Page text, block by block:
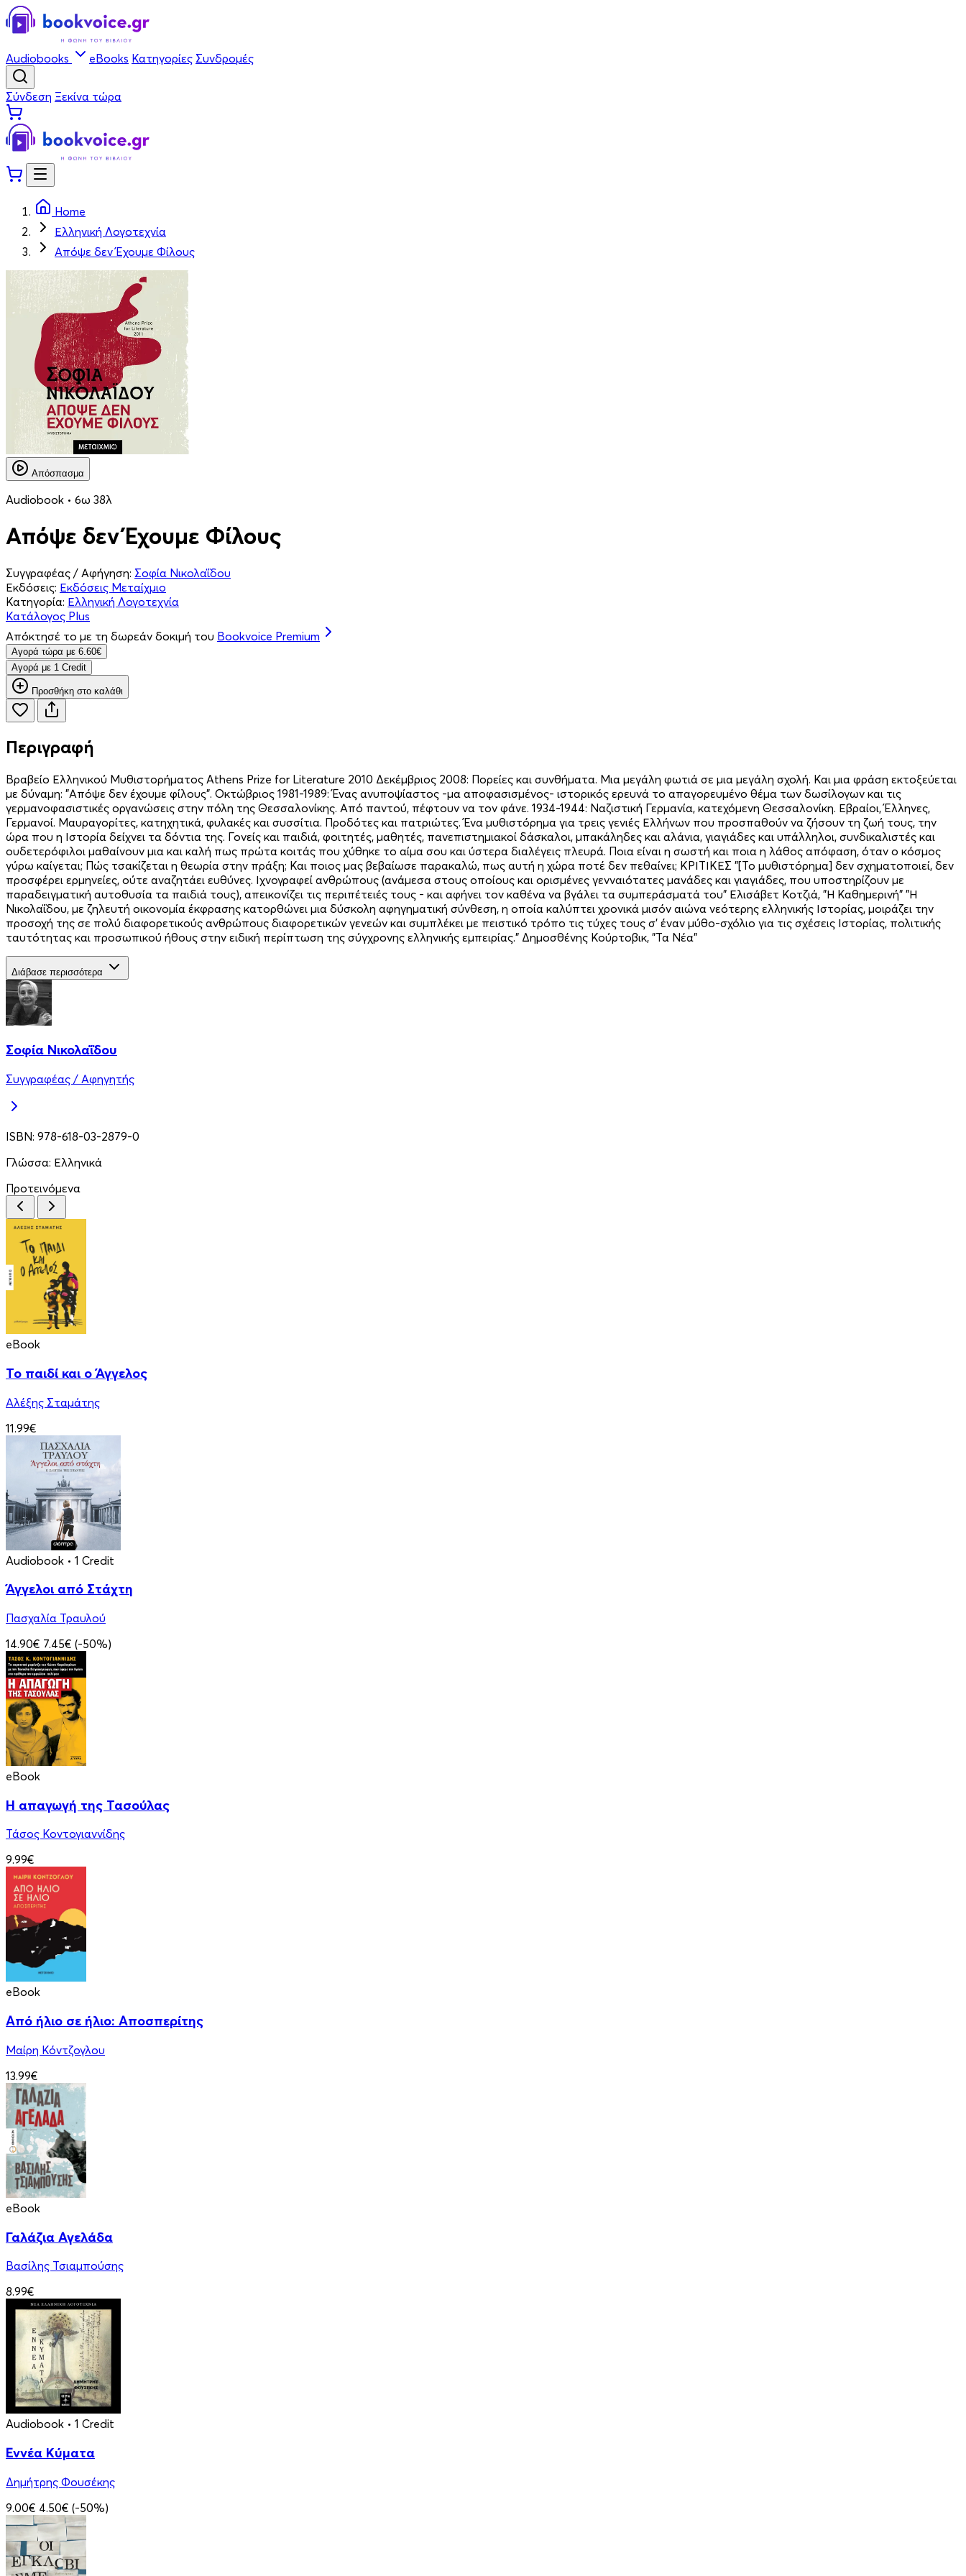
Audiobooks eBooks Κατηγορίες Συνδρομές
Σύνδεση Ξεκίνα τώρα
Home
Ελληνική Λογοτεχνία
Απόψε δεν Έχουμε Φίλους
Απόσπασμα
Audiobook • 6ω 38λ
Απόψε δεν Έχουμε Φίλους
Συγγραφέας / Αφήγηση: Σοφία Νικολαΐδου
Εκδόσεις: Εκδόσεις Μεταίχμιο
Κατηγορία: Ελληνική Λογοτεχνία
Κατάλογος Plus
Απόκτησέ το με τη δωρεάν δοκιμή του Bookvoice Premium
Aγορά τώρα με 6.60€
Aγορά με 1 Credit
Προσθήκη στο καλάθι
Περιγραφή
Βραβείο Ελληνικού Μυθιστορήματος Athens Prize for Literature 2010 Δεκέμβριος 2008: Πορείες και συνθήματα. Μια μεγάλη φωτιά σε μια μεγάλη σχολή. Και μια φράση εκτοξεύεται
με δύναμη: "Απόψε δεν έχουμε φίλους". Οκτώβριος 1981-1989: Ένας ανυποψίαστος -μα αποφασισμένος- ιστορικός ερευνά το απαγορευμένο θέμα των δωσίλογων και τις
γερμανοφασιστικές οργανώσεις στην πόλη της Θεσσαλονίκης. Από παντού, πέφτουν να τον φάνε. 1934-1944: Ναζιστική Γερμανία, κατεχόμενη Θεσσαλονίκη. Εβραίοι, Έλληνες,
Γερμανοί. Μαυραγορίτες, κατηχητικά, φυλακές και συσσίτια. Προδότες και πατριώτες. Ένα μυθιστόρημα για τρεις γενιές Ελλήνων που προσπαθούν να ζήσουν τη ζωή τους, την
ώρα που η Ιστορία δείχνει τα δόντια της. Γονείς και παιδιά, φοιτητές, μαθητές, πανεπιστημιακοί δάσκαλοι, μπακάληδες και αλάνια, γιαγιάδες και υπάλληλοι, συνδικαλιστές και
ουδετερόφιλοι μαθαίνουν μια και καλή πως πρώτα κοιτάς που χύθηκε το αίμα σου και ύστερα διαλέγεις πλευρά. Ποια είναι η σωστή και ποια η λάθος απόφαση, όταν ο κόσμος
γύρω καίγεται; Πώς τσακίζεται η θεωρία στην πράξη; Και ποιος μας βεβαίωσε παρακαλώ, πως αυτή η χώρα ποτέ δεν πεθαίνει; ΚΡΙΤΙΚΕΣ "[Το μυθιστόρημα] δεν σχηματοποιεί, δεν
προσφέρει ερμηνείες, ούτε αναζητάει ευθύνες. Ιχνογραφεί ανθρώπους (ανάμεσα στους οποίους και ορισμένες γενναιότατες μανάδες και γιαγιάδες, που υποστηρίζουν με
παραδειγματική αυτοθυσία τα παιδιά τους), απεικονίζει τις περιπέτειές τους - και αφήνει τον καθένα να βγάλει τα συμπεράσματά του" Ελισάβετ Κοτζιά, "Η Καθημερινή" "Η
Νικολαΐδου, με ζηλευτή οικονομία έκφρασης κατορθώνει μια δύσκολη αφηγηματική σύνθεση, η οποία καλύπτει χρονικά μισόν αιώνα νεότερης ελληνικής Ιστορίας, μοιράζει την
προσοχή της σε πολύ διαφορετικούς ανθρώπους διαφορετικών γενεών και συμπλέκει με πειστικό τρόπο τις τύχες τους σ' έναν μύθο-σχόλιο για τις σχέσεις Ιστορίας, πολιτικής
ταυτότητας και προσωπικού ήθους στην ειδική περίπτωση της σύγχρονης ελληνικής εμπειρίας." Δημοσθένης Κούρτοβικ, "Τα Νέα"
Διάβασε περισσότερα
Σοφία Νικολαΐδου
Συγγραφέας / Αφηγητής
ISBN: 978-618-03-2879-0
Γλώσσα: Ελληνικά
Προτεινόμενα
eBook
Το παιδί και ο Άγγελος
Αλέξης Σταμάτης
11.99€
Audiobook • 1 Credit
Άγγελοι από Στάχτη
Πασχαλία Τραυλού
14.90€ 7.45€ (-50%)
eBook
Η απαγωγή της Τασούλας
Τάσος Κοντογιαννίδης
9.99€
eBook
Από ήλιο σε ήλιο: Αποσπερίτης
Μαίρη Κόντζογλου
13.99€
eBook
Γαλάζια Αγελάδα
Βασίλης Τσιαμπούσης
8.99€
Audiobook • 1 Credit
Εννέα Κύματα
Δημήτρης Φουσέκης
9.00€ 4.50€ (-50%)